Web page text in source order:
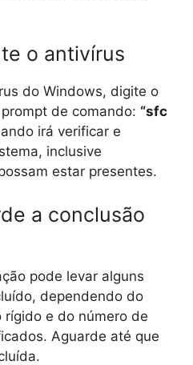
o antivírus
do Windows, digite o
de comando: “sfc
irá verificar e
inclusive
estar presentes.
a conclusão
pode levar alguns
dependendo do
e do número de
Aguarde até que